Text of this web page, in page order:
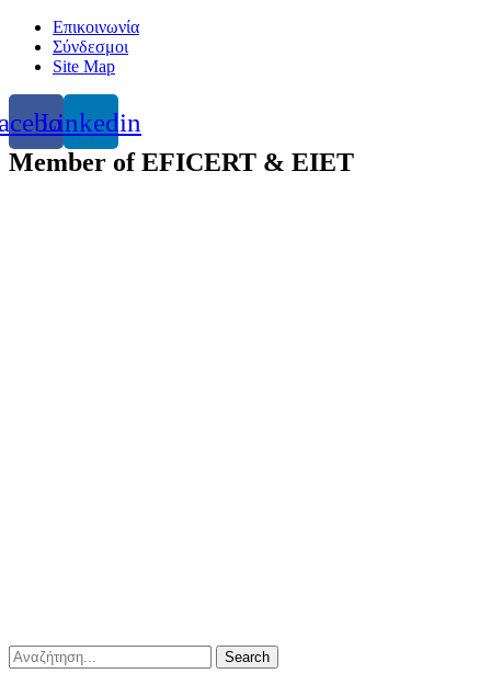
Skip
content
Επικοινωνία
Σύνδεσμοι
Site Map
Linkedin
Member of EFICERT & EIET
Search